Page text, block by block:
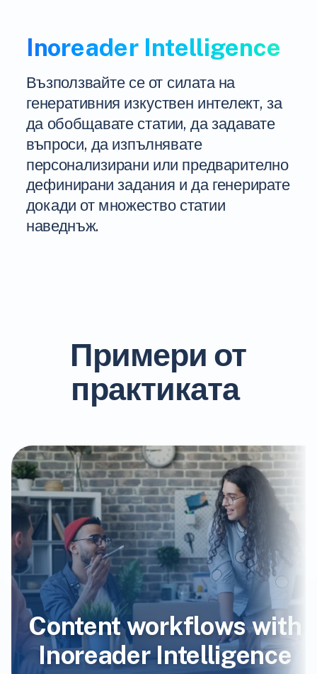
Inoreader Intelligence
Възползвайте се от силата на
генеративния изкуствен интелект, за
да обобщавате статии, да задавате
въпроси, да изпълнявате
персонализирани или предварително
дефинирани задания и да генерирате
докади от множество статии
наведнъж.
Примери от
практиката
Content workflows with
Inoreader Intelligence